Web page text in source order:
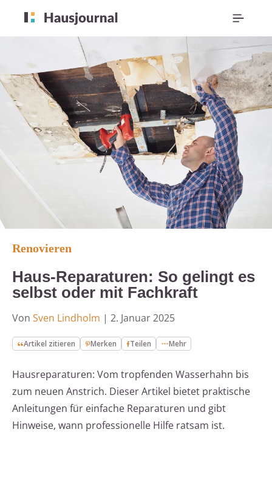
Renovieren
Haus-Reparaturen: So gelingt es
selbst oder mit Fachkraft
Von Sven Lindholm | 2. Januar 2025
Artikel zitieren Merken Teilen Mehr
Hausreparaturen: Vom tropfenden Wasserhahn bis
zum neuen Anstrich. Dieser Artikel bietet praktische
Anleitungen für einfache Reparaturen und gibt
Hinweise, wann professionelle Hilfe ratsam ist.